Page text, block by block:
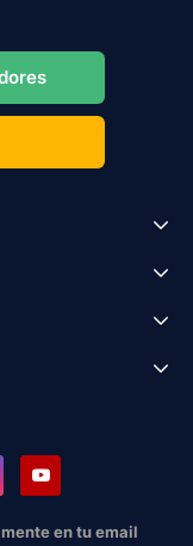
en tu email